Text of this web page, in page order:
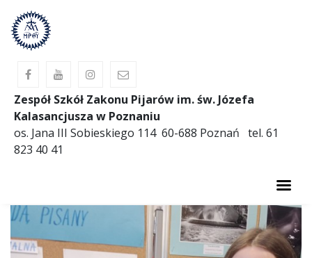
Zespół Szkół Zakonu Pijarów im. św. Józefa
Kalasancjusza w Poznaniu
os. Jana III Sobieskiego 114 60-688 Poznań tel. 61
823 40 41
AKTUALNOŚCI
O SZKOLE